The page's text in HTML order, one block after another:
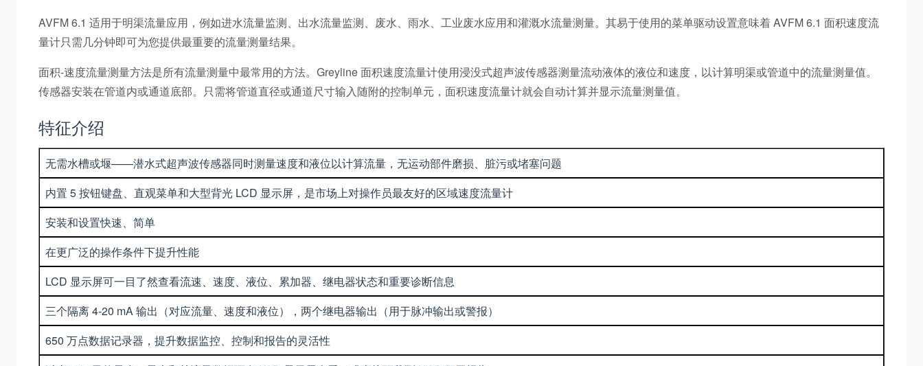
AVFM 6.1 适用于明渠流量应用，例如进水流量监测、出水流量监测、废水、雨水、工业废水应用和灌溉水流量测量。其易于使用的菜单驱动设置意味着 AVFM 6.1 面积速度流
量计只需几分钟即可为您提供最重要的流量测量结果。
面积-速度流量测量方法是所有流量测量中最常用的方法。Greyline 面积速度流量计使用浸没式超声波传感器测量流动液体的液位和速度，以计算明渠或管道中的流量测量值。
传感器安装在管道内或通道底部。只需将管道直径或通道尺寸输入随附的控制单元，面积速度流量计就会自动计算并显示流量测量值。
特征介绍
无需水槽或堰——潜水式超声波传感器同时测量速度和液位以计算流量，无运动部件磨损、脏污或堵塞问题
内置 5 按钮键盘、直观菜单和大型背光 LCD 显示屏，是市场上对操作员最友好的区域速度流量计
安装和设置快速、简单
在更广泛的操作条件下提升性能
LCD 显示屏可一目了然查看流速、速度、液位、累加器、继电器状态和重要诊断信息
三个隔离 4-20 mA 输出（对应流量、速度和液位），两个继电器输出（用于脉冲输出或警报）
650 万点数据记录器，提升数据监控、控制和报告的灵活性